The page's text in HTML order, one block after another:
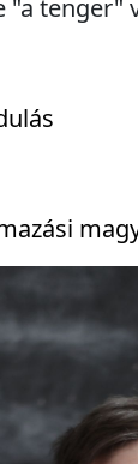
"a tenger"